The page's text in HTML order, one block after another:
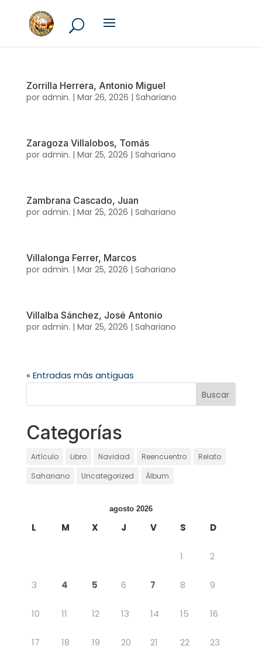
Zorrilla Herrera, Antonio Miguel
por admin. | Mar 26, 2026 | Sahariano
Zaragoza Villalobos, Tomás
por admin. | Mar 25, 2026 | Sahariano
Zambrana Cascado, Juan
por admin. | Mar 25, 2026 | Sahariano
Villalonga Ferrer, Marcos
por admin. | Mar 25, 2026 | Sahariano
Villalba Sánchez, José Antonio
por admin. | Mar 25, 2026 | Sahariano
« Entradas más antiguas
Categorías
Artículo Libro Navidad Reencuentro
Relato
Sahariano
Uncategorized Álbum
agosto 2026
L M X J V S D
1 2
3 4 5 6 7 8 9
10 11 12 13 14 15 16
17 18 19 20 21 22 23